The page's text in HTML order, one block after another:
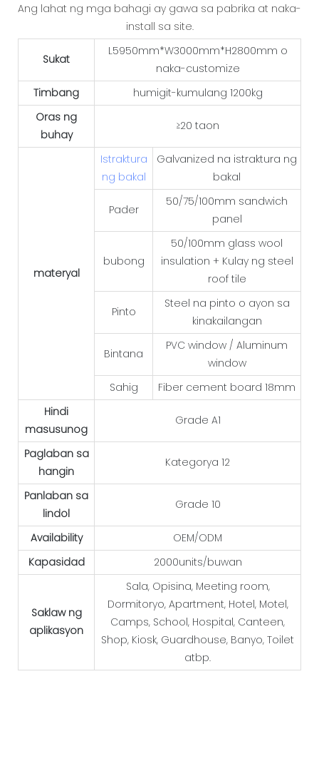
Ang lahat ng mga bahagi ay gawa sa pabrika at naka-
install sa site.
Sukat
L5950mm*W3000mm*H2800mm o
naka-customize
Timbang
humigit-kumulang 1200kg
Oras ng
buhay
≥20 taon
materyal
Istraktura
ng bakal
Galvanized na istraktura ng
bakal
Pader
50/75/100mm sandwich
panel
bubong
50/100mm glass wool
insulation + Kulay ng steel
roof tile
Pinto
Steel na pinto o ayon sa
kinakailangan
Bintana
PVC window / Aluminum
window
Sahig
Fiber cement board 18mm
Hindi
masusunog
Grade A1
Paglaban sa
hangin
Kategorya 12
Panlaban sa
lindol
Grade 10
Availability
OEM/ODM
Kapasidad
2000units/buwan
Saklaw ng
aplikasyon
Sala, Opisina, Meeting room,
Dormitoryo, Apartment, Hotel, Motel,
Camps, School, Hospital, Canteen,
Shop, Kiosk, Guardhouse, Banyo, Toilet
atbp.